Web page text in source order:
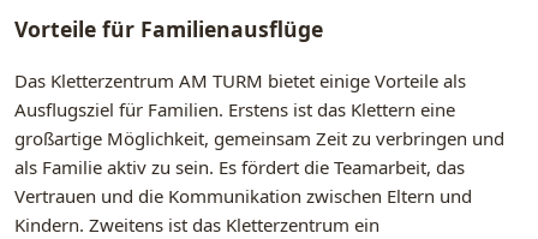
Vorteile für Familienausflüge
Das Kletterzentrum AM TURM bietet einige Vorteile als
Ausflugsziel für Familien. Erstens ist das Klettern eine
großartige Möglichkeit, gemeinsam Zeit zu verbringen und
als Familie aktiv zu sein. Es fördert die Teamarbeit, das
Vertrauen und die Kommunikation zwischen Eltern und
Kindern. Zweitens ist das Kletterzentrum ein